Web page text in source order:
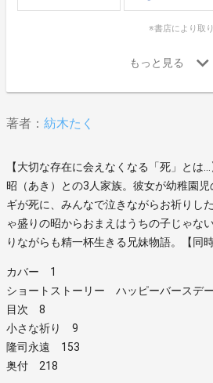
※書店により取
著者： 紡木たく
【大切な存在に会えなくなる「死」とは
昭（あき）との3人家族。彼女が幼稚園
ギが死に、みんなで泣きながらお祈りし
ゃ盛りの昭からおまえはうちの子じゃな
りながらも精一杯生きる兄妹物語。【同
カバー 1
ショートストーリー ハッピーバースデ
目次 8
小さな祈り 9
隆司永遠 153
奥付 218